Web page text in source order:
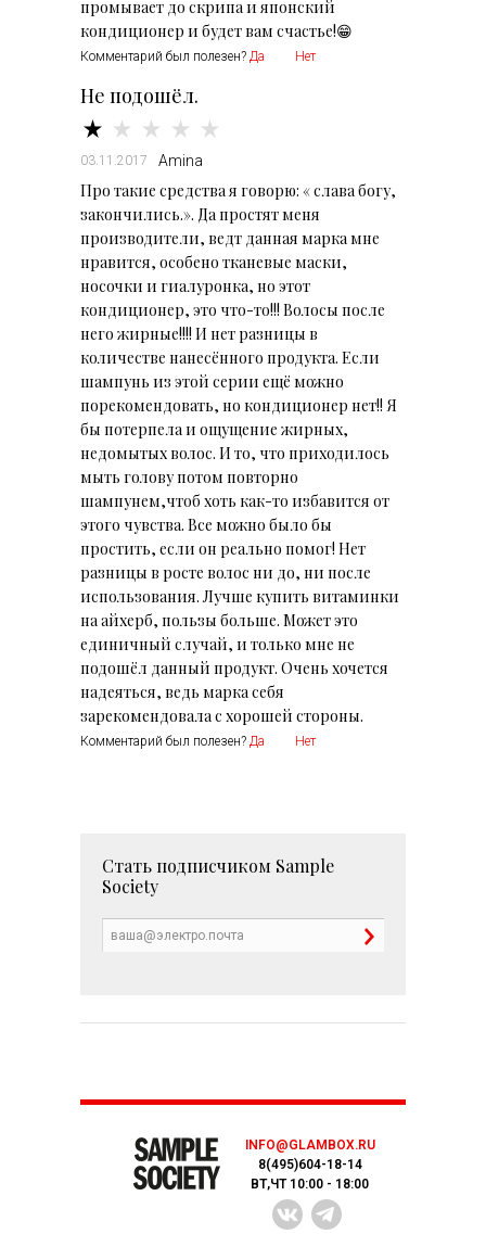
промывает до скрипа и японский
кондиционер и будет вам счастье!😁
Комментарий был полезен? Да Нет
Не подошёл.
03.11.2017 Amina
Про такие средства я говорю: « слава богу,
закончились.». Да простят меня
производители, ведт данная марка мне
нравится, особено тканевые маски,
носочки и гиалуронка, но этот
кондиционер, это что-то!!! Волосы после
него жирные!!!! И нет разницы в
количестве нанесённого продукта. Если
шампунь из этой серии ещё можно
порекомендовать, но кондиционер нет!! Я
бы потерпела и ощущение жирных,
недомытых волос. И то, что приходилось
мыть голову потом повторно
шампунем,чтоб хоть как-то избавится от
этого чувства. Все можно было бы
простить, если он реально помог! Нет
разницы в росте волос ни до, ни после
использования. Лучше купить витаминки
на айхерб, пользы больше. Может это
единичный случай, и только мне не
подошёл данный продукт. Очень хочется
надеяться, ведь марка себя
зарекомендовала с хорошей стороны.
Комментарий был полезен? Да Нет
Стать подписчиком Sample
Society
INFO@GLAMBOX.RU
8(495)604-18-14
ВТ,ЧТ 10:00 - 18:00